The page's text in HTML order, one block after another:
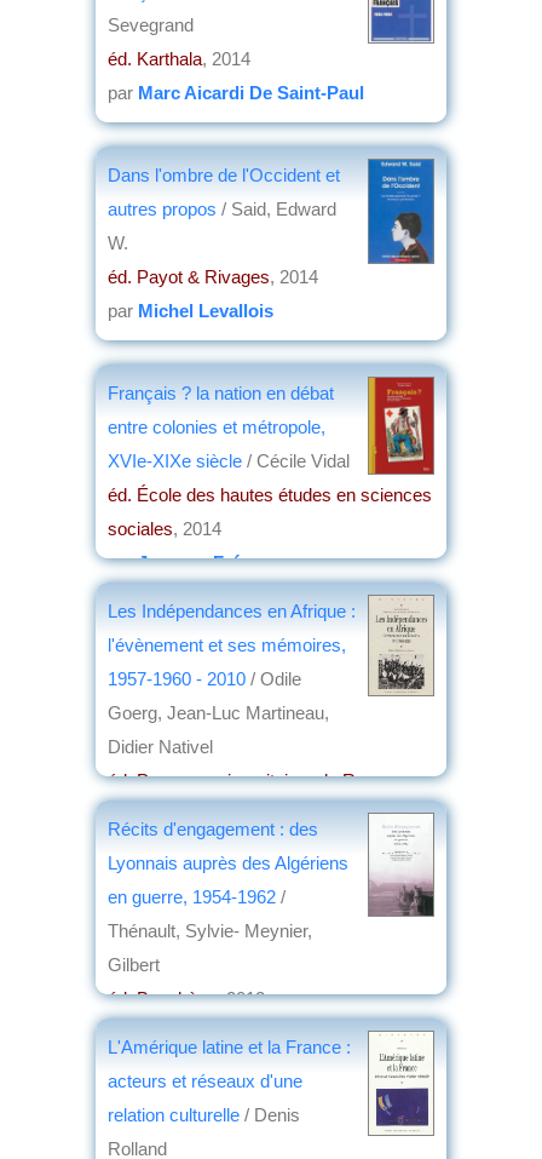
Sevegrand
éd. Karthala, 2014
par Marc Aicardi De Saint-Paul
Dans l'ombre de l'Occident et
autres propos / Said, Edward
W.
éd. Payot & Rivages, 2014
par Michel Levallois
Français ? la nation en débat
entre colonies et métropole,
XVIe-XIXe siècle / Cécile Vidal
éd. École des hautes études en sciences
sociales, 2014
parJacques Frémeaux
Les Indépendances en Afrique :
l'évènement et ses mémoires,
1957-1960 - 2010 / Odile
Goerg, Jean-Luc Martineau,
Didier Nativel
éd. Presses universitaires de Rennes,
Récits d'engagement : des
Lyonnais auprès des Algériens
en guerre, 1954-1962 /
Thénault, Sylvie- Meynier,
Gilbert
éd. Bouchène, 2012
L'Amérique latine et la France :
acteurs et réseaux d'une
relation culturelle / Denis
Rolland